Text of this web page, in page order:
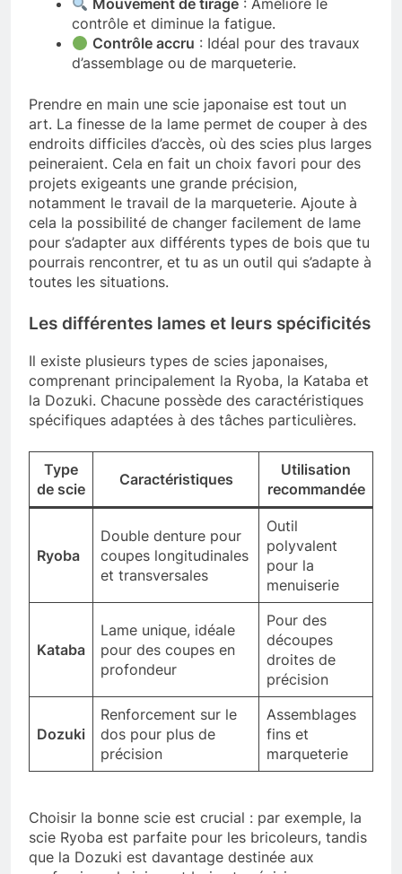
Mouvement de tirage : Améliore le
contrôle et diminue la fatigue.
Contrôle accru : Idéal pour des travaux
d’assemblage ou de marqueterie.
Prendre en main une scie japonaise est tout un
art. La finesse de la lame permet de couper à des
endroits difficiles d’accès, où des scies plus larges
peineraient. Cela en fait un choix favori pour des
projets exigeants une grande précision,
notamment le travail de la marqueterie. Ajoute à
cela la possibilité de changer facilement de lame
pour s’adapter aux différents types de bois que tu
pourrais rencontrer, et tu as un outil qui s’adapte à
toutes les situations.
Les différentes lames et leurs spécificités
Il existe plusieurs types de scies japonaises,
comprenant principalement la Ryoba, la Kataba et
la Dozuki. Chacune possède des caractéristiques
spécifiques adaptées à des tâches particulières.
Type
de scie
Caractéristiques
Utilisation
recommandée
Ryoba
Double denture pour
coupes longitudinales
et transversales
Outil
polyvalent
pour la
menuiserie
Kataba
Lame unique, idéale
pour des coupes en
profondeur
Pour des
découpes
droites de
précision
Dozuki
Renforcement sur le
dos pour plus de
précision
Assemblages
fins et
marqueterie
Choisir la bonne scie est crucial : par exemple, la
scie Ryoba est parfaite pour les bricoleurs, tandis
que la Dozuki est davantage destinée aux